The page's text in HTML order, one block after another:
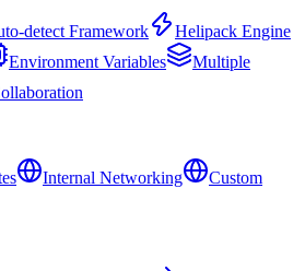
detect Framework
Helipack Engine
Environment Variables
Multiple
Internal Networking
Custom